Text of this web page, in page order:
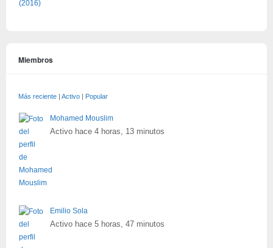
Miembros
Más reciente | Activo | Popular
Mohamed Mouslim
Activo hace 4 horas, 13 minutos
Emilio Sola
Activo hace 5 horas, 47 minutos